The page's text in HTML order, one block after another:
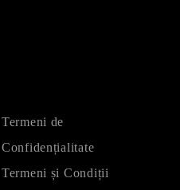
Termeni de
Confidențialitate
Termeni și Condiții